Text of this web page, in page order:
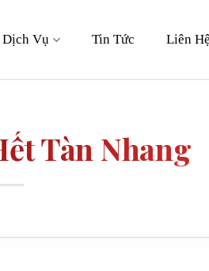
Dịch Vụ Tin Tức Liên Hệ
Tàn Nhang